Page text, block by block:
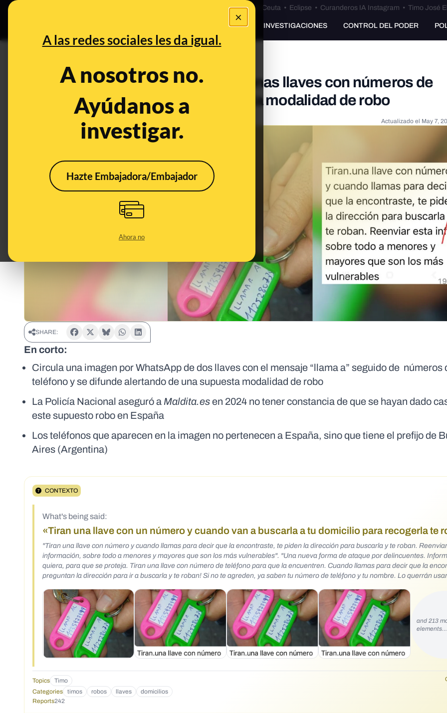
×
A las redes sociales les da igual.
A nosotros no.
Ayúdanos a
investigar.
Hazte Embajadora/Embajador
Ahora no
Especial Ceuta•Bulos Ceuta • Eclipse • Curanderos IA Instagram • Timo José
PREBUNKING INVESTIGACIONES CONTROL DEL PODER
Qué sabemos de esta imagen de unas llaves con números de
teléfono que alerta de una supuesta modalidad de robo
Jun 18, 2024, 5:16:19 PM Actualizado el May 7,
CONTEXTO
SHARE:
En corto:
Circula una imagen por WhatsApp de dos llaves con el mensaje “llama a” seguido de números
teléfono y se difunde alertando de una supuesta modalidad de robo
La Policía Nacional aseguró a Maldita.esen 2024 no tener constancia de que se hayan dado
este supuesto robo en España
Los teléfonos que aparecen en la imagen no pertenecen a España, sino que tiene el prefijo de
Aires (Argentina)
CONTEXTO
What's being said:
«Tiran una llave con un número y cuando van a buscarla a tu domicilio para recogerla te
"Tiran una llave con número y cuando llamas para decir que la encontraste, te piden la dirección para buscarla y te roban.
información, sobre todo a menores y mayores que son los más vulnerables". "Una nueva forma de ataque por delincuentes. Informa a quien
quiera, para que se proteja. Tiran una llave con número de teléfono para que la encuentren. Cuando llamas para decir que la encontraste, te
preguntan la dirección para ir a buscarla y te roban! Si no te agreden, ya saben tu número de teléfono y tu nombre. Lo querrán usar para
and 213
elements…
Topics Timo
Categories
timos robos llaves
domicilios
Reports242